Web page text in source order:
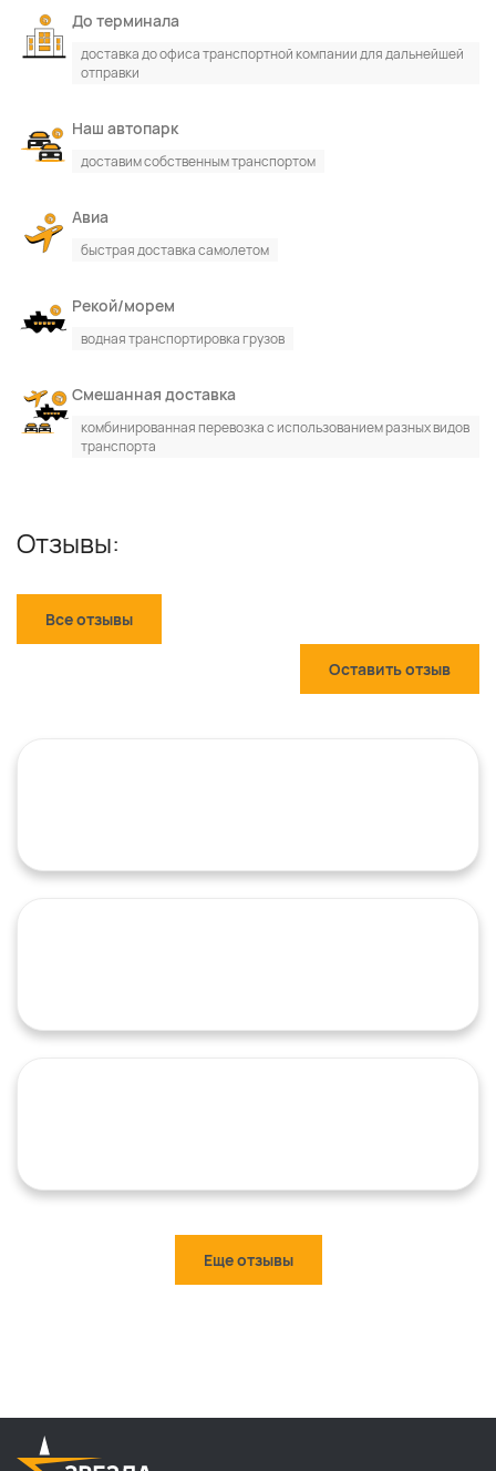
До терминала
доставка до офиса транспортной компании для дальнейшей
отправки
Наш автопарк
доставим собственным транспортом
Авиа
быстрая доставка самолетом
Рекой/морем
водная транспортировка грузов
Смешанная доставка
комбинированная перевозка с использованием разных видов
транспорта
Отзывы:
Все отзывы
Оставить отзыв
Еще отзывы